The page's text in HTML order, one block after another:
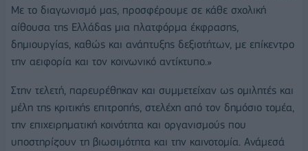
Με το διαγωνισμό μας, προσφέρουμε σε κάθε σχολική
αίθουσα της Ελλάδας μια πλατφόρμα έκφρασης,
δημιουργίας, καθώς και ανάπτυξης δεξιοτήτων, με επίκεντρο
την αειφορία και τον κοινωνικό αντίκτυπο.»
Στην τελετή, παρευρέθηκαν και συμμετείχαν ως ομιλητές και
μέλη της κριτικής επιτροπής, στελέχη από τον δημόσιο τομέα,
την επιχειρηματική κοινότητα και οργανισμούς που
υποστηρίζουν τη βιωσιμότητα και την καινοτομία. Ανάμεσά